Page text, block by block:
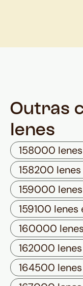
Outras
Ienes
158000
158200 Ienes
159000
159100 Ienes
160000
162000
164500